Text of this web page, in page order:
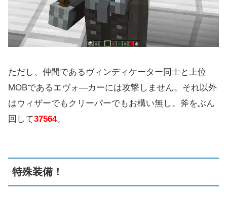
ただし、仲間であるヴィンディケーター同士と上位
MOBであるエヴォ―カーには攻撃しません。それ以外
はウィザーでもクリーパーでもお構い無し。斧をぶん
回して37564。
特殊装備！